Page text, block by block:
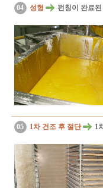
04 성형 펀칭이 완료
05 1차 건조 후 절단 1